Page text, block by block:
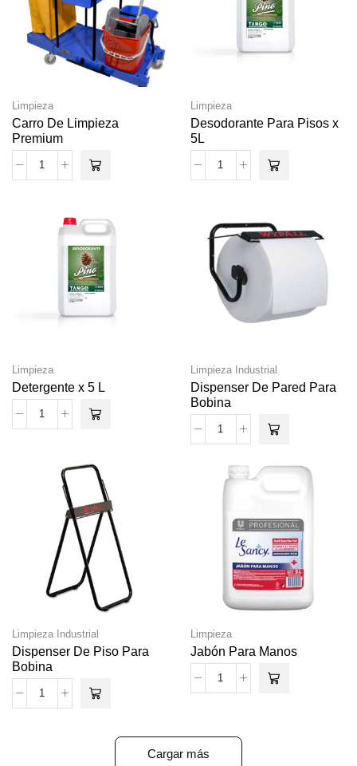
Limpieza
Carro De Limpieza
Premium
Limpieza
Desodorante Para Pisos x
5L
Limpieza
Detergente x 5 L
Limpieza Industrial
Dispenser De Pared Para
Bobina
Limpieza Industrial
Dispenser De Piso Para
Bobina
Limpieza
Jabón Para Manos
Cargar más